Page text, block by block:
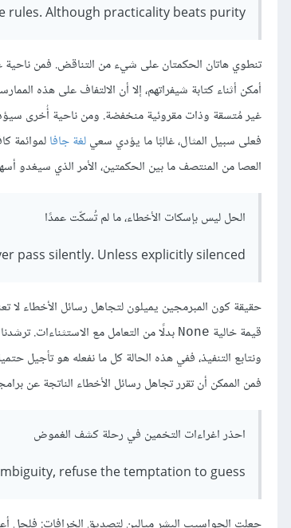
rules. Although practicality beats purity
أمكن أثناء كتابة شيفراتهم، إلا أن الالتفاف على هذه
غير مُتسقة وذات مقروئية منخفضة. ومن ناحية أُخرى
فعلى سبيل المثال، غالبًا ما يؤدي سعيلغة جافالموائمة
العصا من المنتصف ما بين الحكمتين، الأمر الذي سيغدو
الحل ليس بإسكات الأخطاء، ما لم تُسكّت عمدًا
pass silently. Unless explicitly silenced
حقيقة كون المبرمجين يميلون لتجاهل رسائل الأخطاء
قيمة خالية None بدلًا من التعامل مع الاستثناءات.
ونتابع التنفيذ، ففي هذه الحالة كل ما نفعله هو تأجيل
فمن الممكن أن تقرر تجاهل رسائل الأخطاء الناتجة عن
احذر اغراءات التخمين في رحلة كشف الغموض
refuse the temptation to guess